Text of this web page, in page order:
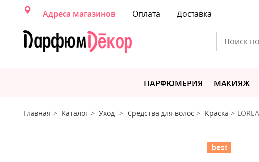
Адреса магазинов Оплата Доставка
ПАРФЮМЕРИЯ МАКИЯЖ
Главная Каталог Уход Средства для волос Краска
best